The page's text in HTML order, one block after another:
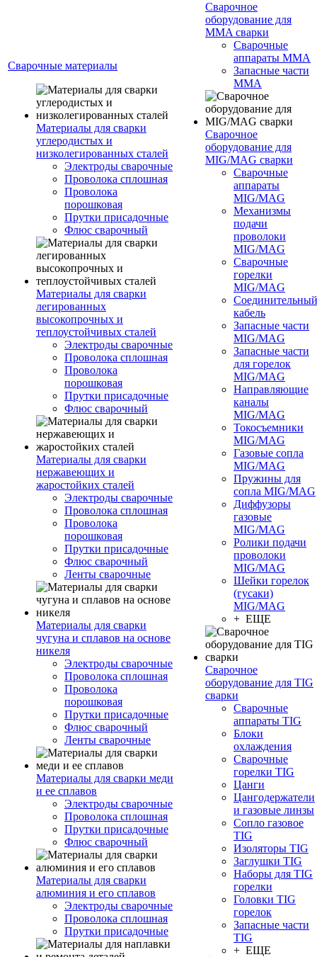
Сварочные материалы
Материалы для сварки
углеродистых и
низколегированных сталей
Электроды сварочные
Проволока сплошная
Проволока
порошковая
Прутки присадочные
Флюс сварочный
Материалы для сварки
легированных
высокопрочных и
теплоустойчивых сталей
Электроды сварочные
Проволока сплошная
Проволока
порошковая
Прутки присадочные
Флюс сварочный
Материалы для сварки
нержавеющих и
жаростойких сталей
Электроды сварочные
Проволока сплошная
Проволока
порошковая
Прутки присадочные
Флюс сварочный
Ленты сварочные
Материалы для сварки
чугуна и сплавов на основе
никеля
Электроды сварочные
Проволока сплошная
Проволока
порошковая
Прутки присадочные
Флюс сварочный
Ленты сварочные
Материалы для сварки меди
и ее сплавов
Электроды сварочные
Проволока сплошная
Прутки присадочные
Флюс сварочный
Материалы для сварки
алюминия и его сплавов
Электроды сварочные
Проволока сплошная
Прутки присадочные
Сварочное
оборудование для
MMA сварки
Сварочные
аппараты MMA
Запасные части
MMA
Сварочное
оборудование для
MIG/MAG сварки
Сварочные
аппараты
MIG/MAG
Механизмы
подачи
проволоки
MIG/MAG
Сварочные
горелки
MIG/MAG
Соединительный
кабель
Запасные части
MIG/MAG
Запасные части
для горелок
MIG/MAG
Направляющие
каналы
MIG/MAG
Токосъемники
MIG/MAG
Газовые сопла
MIG/MAG
Пружины для
сопла MIG/MAG
Диффузоры
газовые
MIG/MAG
Ролики подачи
проволоки
MIG/MAG
Шейки горелок
(гусаки)
MIG/MAG
+ ЕЩЕ
Сварочное
оборудование для TIG
сварки
Сварочные
аппараты TIG
Блоки
охлаждения
Сварочные
горелки TIG
Цанги
Цангодержатели
и газовые линзы
Сопло газовое
TIG
Изоляторы TIG
Заглушки TIG
Наборы для TIG
горелки
Головки TIG
горелок
Запасные части
TIG
+ ЕЩЕ